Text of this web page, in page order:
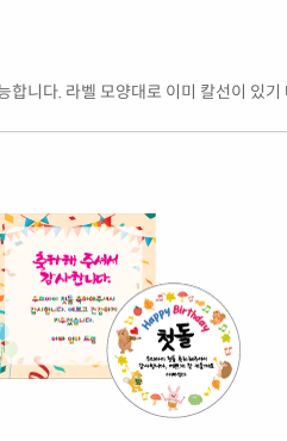
니다. 라벨 모양대로 이미 칼선이 있